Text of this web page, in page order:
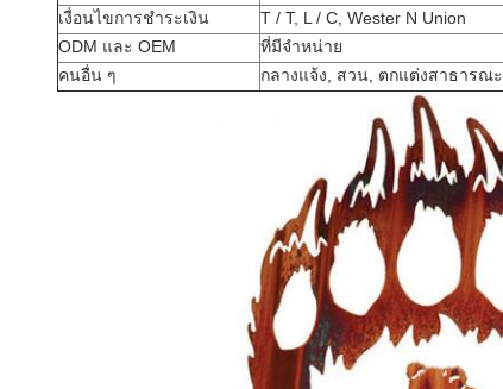
เงื่อนไขการชำระเงิน
T / T, L / C, Wester N Union
ODM และ OEM
ที่มีจำหน่าย
คนอื่น ๆ
กลางแจ้ง, สวน, ตกแต่งสาธารณะ